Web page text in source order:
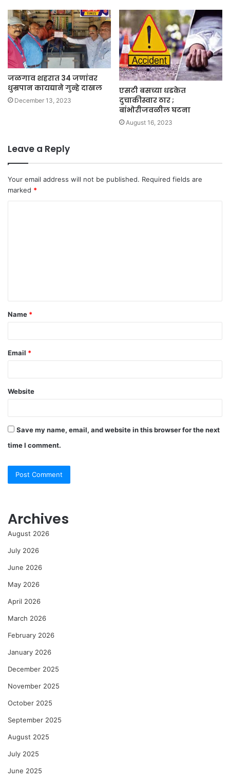
जळगाव शहरात 34 जणांवर
धुम्रपान कायद्याने गुन्हे दाखल
December 13, 2023
एसटी बसच्या धडकेत
दुचाकीस्वार ठार ;
बांभोरीजवळील घटना
August 16, 2023
Leave a Reply
Your email address will not be published. Required fields are
marked *
t
*
Name *
Email *
Website
Save my name, email, and website in this browser for the next
time I comment.
Archives
August 2026
July 2026
June 2026
May 2026
April 2026
March 2026
February 2026
January 2026
December 2025
November 2025
October 2025
September 2025
August 2025
July 2025
June 2025